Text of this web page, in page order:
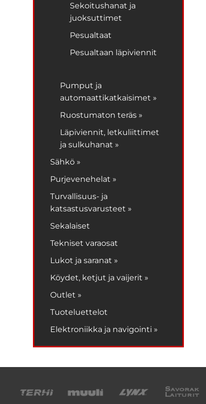
Sekoitushanat ja
juoksuttimet
Pesualtaat
Pesualtaan läpiviennit
Pumput ja
automaattikatkaisimet »
Ruostumaton teräs »
Läpiviennit, letkuliittimet
ja sulkuhanat »
Sähkö »
Purjevenehelat »
Turvallisuus- ja
katsastusvarusteet »
Sekalaiset
Tekniset varaosat
Lukot ja saranat »
Köydet, ketjut ja vaijerit »
Outlet »
Tuoteluettelot
Elektroniikka ja navigointi »